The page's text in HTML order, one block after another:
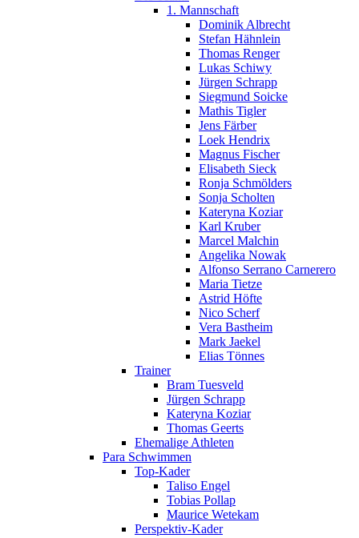
1. Mannschaft
Dominik Albrecht
Stefan Hähnlein
Thomas Renger
Lukas Schiwy
Jürgen Schrapp
Siegmund Soicke
Mathis Tigler
Jens Färber
Loek Hendrix
Magnus Fischer
Elisabeth Sieck
Ronja Schmölders
Sonja Scholten
Kateryna Koziar
Karl Kruber
Marcel Malchin
Angelika Nowak
Alfonso Serrano Carnerero
Maria Tietze
Astrid Höfte
Nico Scherf
Vera Bastheim
Mark Jaekel
Elias Tönnes
Trainer
Bram Tuesveld
Jürgen Schrapp
Kateryna Koziar
Thomas Geerts
Ehemalige Athleten
Para Schwimmen
Top-Kader
Taliso Engel
Tobias Pollap
Maurice Wetekam
Perspektiv-Kader